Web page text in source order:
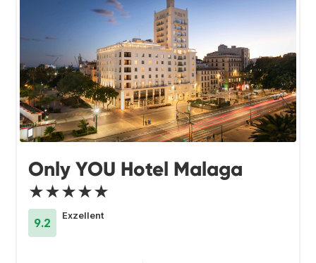
Only YOU Hotel Malaga
★★★★★
9.2
Exzellent